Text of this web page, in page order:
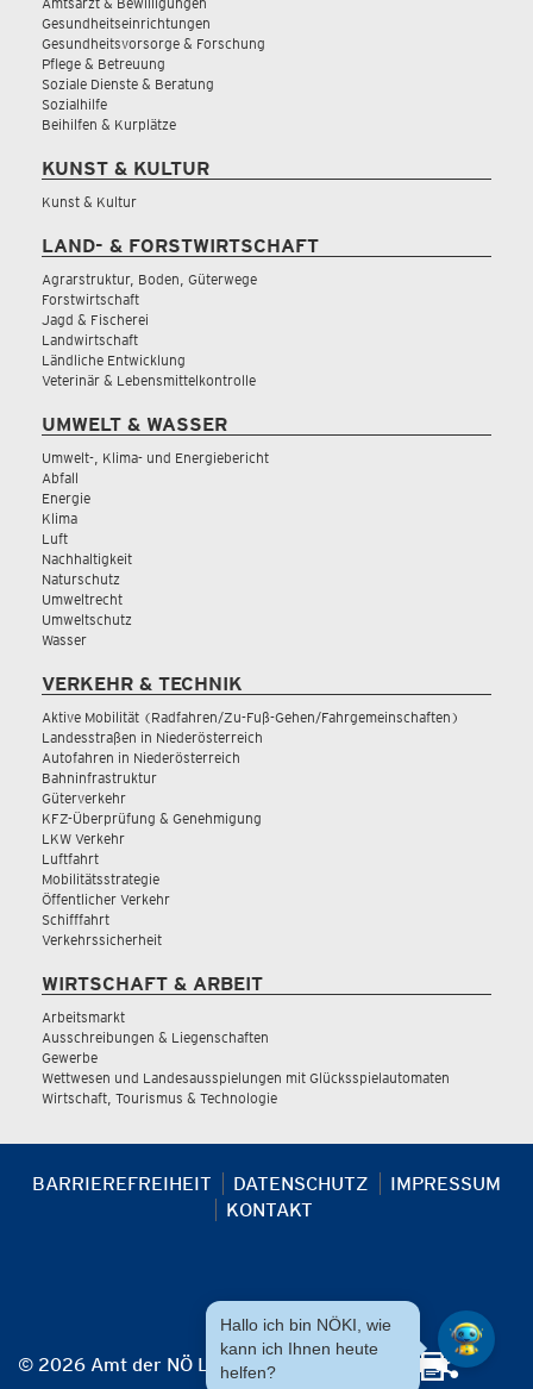
Gesundheitseinrichtungen
Gesundheitsvorsorge & Forschung
Pflege & Betreuung
Soziale Dienste & Beratung
Sozialhilfe
Beihilfen & Kurplätze
KUNST & KULTUR
Kunst & Kultur
LAND- & FORSTWIRTSCHAFT
Agrarstruktur, Boden, Güterwege
Forstwirtschaft
Jagd & Fischerei
Landwirtschaft
Ländliche Entwicklung
Veterinär & Lebensmittelkontrolle
UMWELT & WASSER
Umwelt-, Klima- und Energiebericht
Abfall
Energie
Klima
Luft
Nachhaltigkeit
Naturschutz
Umweltrecht
Umweltschutz
Wasser
VERKEHR & TECHNIK
Aktive Mobilität (Radfahren/Zu-Fuß-Gehen/Fahrgemeinschaften)
Landesstraßen in Niederösterreich
Autofahren in Niederösterreich
Bahninfrastruktur
Güterverkehr
KFZ-Überprüfung & Genehmigung
LKW Verkehr
Luftfahrt
Mobilitätsstrategie
Öffentlicher Verkehr
Schifffahrt
Verkehrssicherheit
WIRTSCHAFT & ARBEIT
Arbeitsmarkt
Ausschreibungen & Liegenschaften
Gewerbe
Wettwesen und Landesausspielungen mit Glücksspielautomaten
Wirtschaft, Tourismus & Technologie
BARRIEREFREIHEIT DATENSCHUTZ
IMPRESSUM
KONTAKT
© 2026 Amt der NÖ Landesregierung
Hallo ich bin NÖKI, wie
kann ich Ihnen heute
helfen?